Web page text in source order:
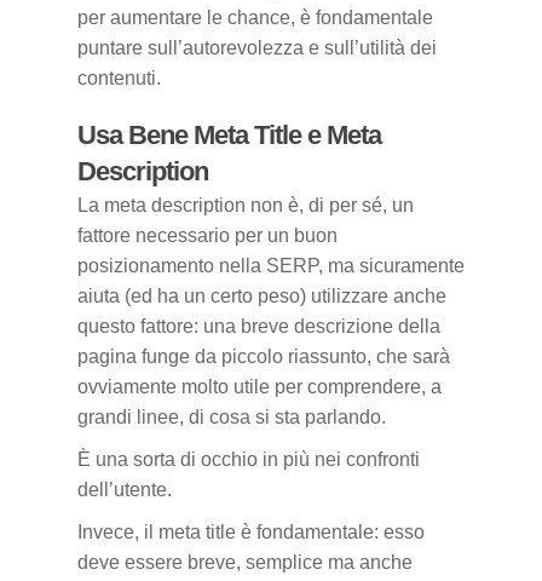
per aumentare le chance, è fondamentale
puntare sull’autorevolezza e sull’utilità dei
contenuti.
Usa Bene Meta Title e Meta
Description
La meta description non è, di per sé, un
fattore necessario per un buon
posizionamento nella SERP, ma sicuramente
aiuta (ed ha un certo peso) utilizzare anche
questo fattore: una breve descrizione della
pagina funge da piccolo riassunto, che sarà
ovviamente molto utile per comprendere, a
grandi linee, di cosa si sta parlando.
È una sorta di occhio in più nei confronti
dell’utente.
Invece, il meta title è fondamentale: esso
deve essere breve, semplice ma anche